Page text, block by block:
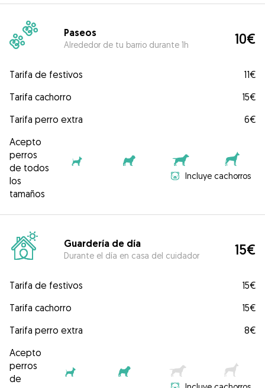
Paseos
Alrededor de tu barrio durante 1h 10€
Tarifa de festivos
11€
Tarifa cachorro
15€
Tarifa perro extra
6€
Acepto
perros
de todos
los
tamaños
Incluye cachorros
Guardería de día
Durante el día en casa del cuidador 15€
Tarifa de festivos
15€
Tarifa cachorro
15€
Tarifa perro extra
8€
Acepto
perros
de